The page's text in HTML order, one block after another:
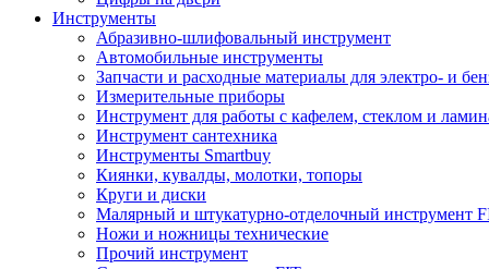
Инструменты
Абразивно-шлифовальный инструмент
Автомобильные инструменты
Запчасти и расходные материалы для электро- и
Измерительные приборы
Инструмент для работы с кафелем, стеклом и
Инструмент сантехника
Инструменты Smartbuy
Киянки, кувалды, молотки, топоры
Круги и диски
Малярный и штукатурно-отделочный инструмент
Ножи и ножницы технические
Прочий инструмент